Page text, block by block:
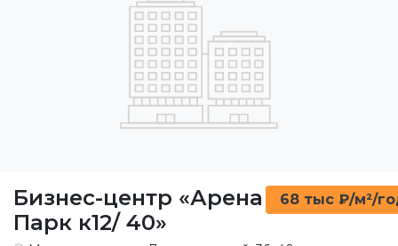
Бизнес-центр «Арена
Парк к12/ 40»
68 тыс ₽/м²/